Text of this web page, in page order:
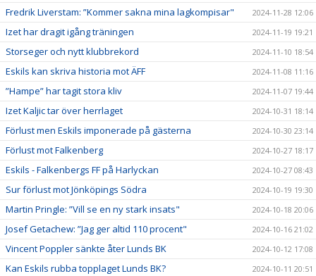
Fredrik Liverstam: ”Kommer sakna mina lagkompisar" 2024-11-28 12:06
Izet har dragit igång träningen 2024-11-19 19:21
Storseger och nytt klubbrekord 2024-11-10 18:54
Eskils kan skriva historia mot ÄFF 2024-11-08 11:16
”Hampe” har tagit stora kliv 2024-11-07 19:44
Izet Kaljic tar över herrlaget 2024-10-31 18:14
Förlust men Eskils imponerade på gästerna 2024-10-30 23:14
Förlust mot Falkenberg 2024-10-27 18:17
Eskils - Falkenbergs FF på Harlyckan 2024-10-27 08:43
Sur förlust mot Jönköpings Södra 2024-10-19 19:30
Martin Pringle: ”Vill se en ny stark insats" 2024-10-18 20:06
Josef Getachew: ”Jag ger altid 110 procent" 2024-10-16 21:02
Vincent Poppler sänkte åter Lunds BK 2024-10-12 17:08
Kan Eskils rubba topplaget Lunds BK? 2024-10-11 20:51